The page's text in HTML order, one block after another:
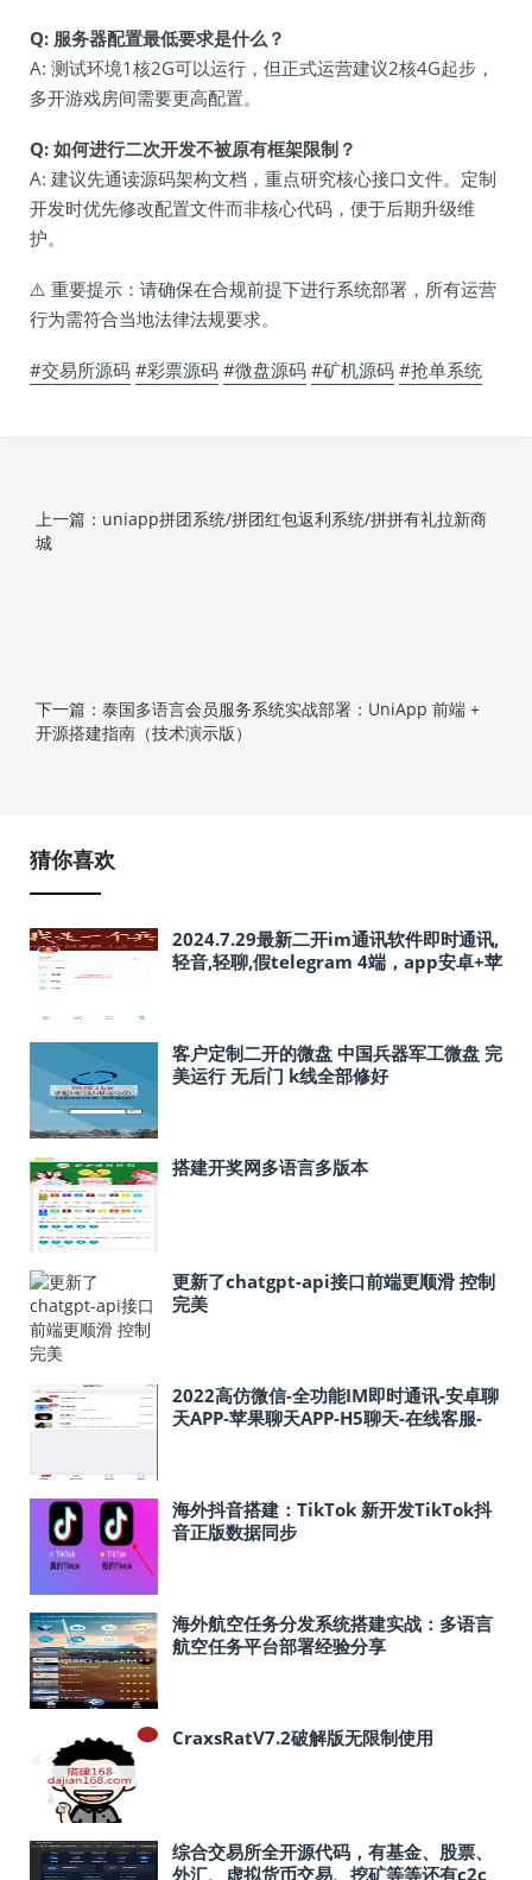
Q: 服务器配置最低要求是什么？
A: 测试环境1核2G可以运行，但正式运营建议2核4G起步，
多开游戏房间需要更高配置。
Q: 如何进行二次开发不被原有框架限制？
A: 建议先通读源码架构文档，重点研究核心接口文件。定制
开发时优先修改配置文件而非核心代码，便于后期升级维
护。
⚠️ 重要提示：请确保在合规前提下进行系统部署，所有运营
行为需符合当地法律法规要求。
#交易所源码 #彩票源码 #微盘源码 #矿机源码 #抢单系统
上一篇：uniapp拼团系统/拼团红包返利系统/拼拼有礼拉新商
城
下一篇：泰国多语言会员服务系统实战部署：UniApp 前端 +
开源搭建指南（技术演示版）
猜你喜欢
2024.7.29最新二开im通讯软件即时通讯,
轻音,轻聊,假telegram 4端，app安卓+苹
客户定制二开的微盘 中国兵器军工微盘 完
美运行 无后门 k线全部修好
搭建开奖网多语言多版本
更新了chatgpt-api接口前端更顺滑 控制
完美
2022高仿微信-全功能IM即时通讯-安卓聊
天APP-苹果聊天APP-H5聊天-在线客服-
海外抖音搭建：TikTok 新开发TikTok抖
音正版数据同步
海外航空任务分发系统搭建实战：多语言
航空任务平台部署经验分享
CraxsRatV7.2破解版无限制使用
综合交易所全开源代码，有基金、股票、
外汇、虚拟货币交易、挖矿等等还有c2c